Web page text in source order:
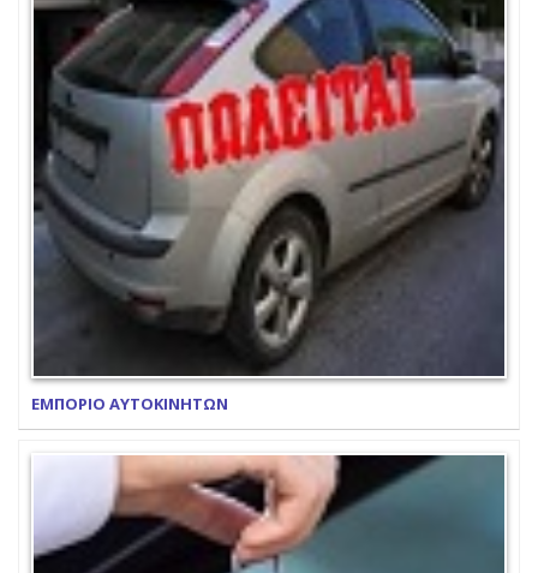
ΕΜΠΟΡΙΟ ΑΥΤΟΚΙΝΗΤΩΝ